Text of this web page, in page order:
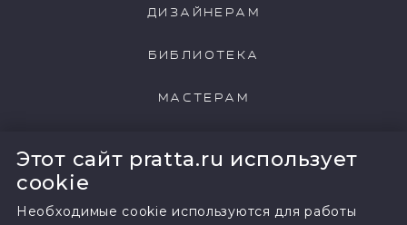
Этот сайт pratta.ru использует
cookie
Необходимые cookie используются для работы
ДИЗАЙНЕРАМ
БИБЛИОТЕКА
МАСТЕРАМ